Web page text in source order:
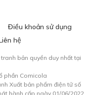
Điều khoản sử dụng
hệ
bản quyền duy nhất tại
phần Comicola
Xuất bản phẩm điện tử số
hành cấp ngày 01/06/2022